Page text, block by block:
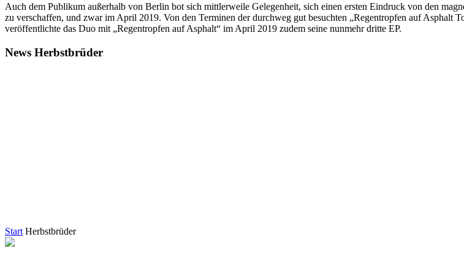
Auch dem Publikum außerhalb von Berlin bot sich mittlerweile Gelegenheit, sich einen ersten Eindruck von den
zu verschaffen, und zwar im April 2019. Von den Terminen der durchweg gut besuchten „Regentropfen auf Asphalt
veröffentlichte das Duo mit „Regentropfen auf Asphalt“ im April 2019 zudem seine nunmehr dritte EP.
News Herbstbrüder
Start Herbstbrüder